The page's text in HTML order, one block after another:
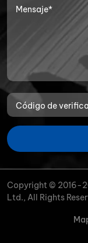
Copyright © 2016-
Ltd., All Rights